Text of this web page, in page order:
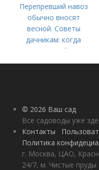
Перепревший навоз
обычно вносят
весной. Советы
дачникам: когда
вносить удобрение
— весной или осенью
© 2026 Ваш сад
Все садоводы уже
Контакты
Политика
г. Москва, ЦАО,
24/7, м. Чистые пруды